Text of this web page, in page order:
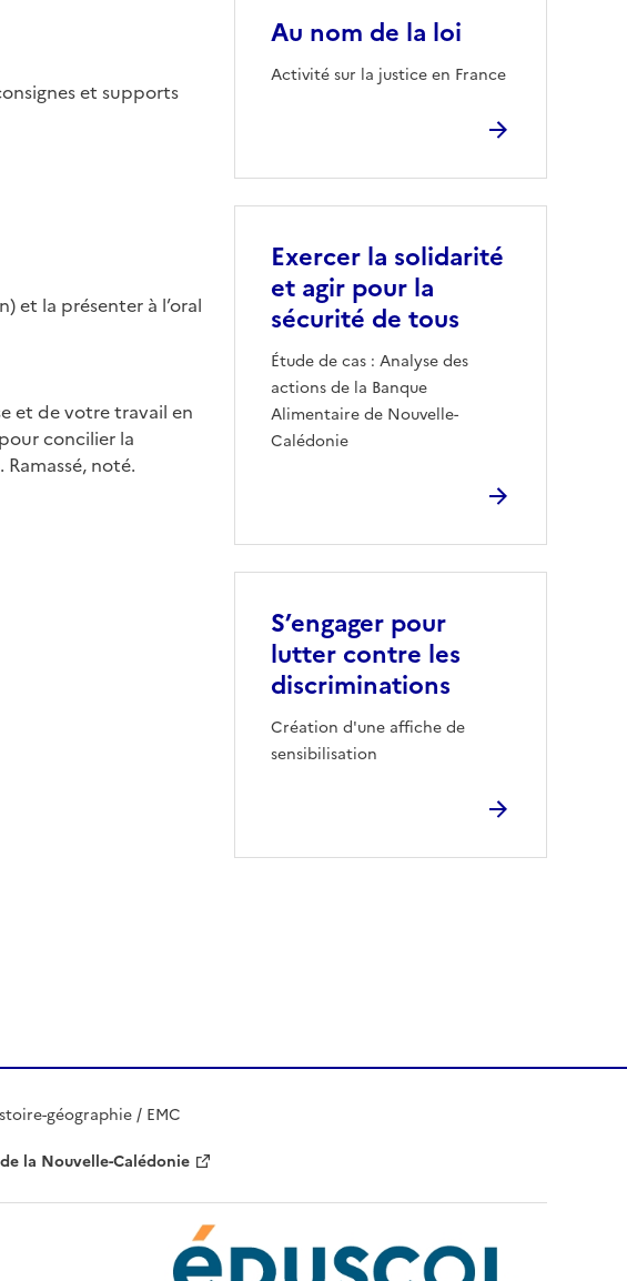
et supports
et la présenter à l’oral
et de votre travail en
concilier la
noté.
Au nom de la loi
Activité sur la justice en France
Exercer la solidarité
et agir pour la
sécurité de tous
Étude de cas : Analyse des
actions de la Banque
Alimentaire de Nouvelle-
Calédonie
S’engager pour
lutter contre les
discriminations
Création d'une affiche de
sensibilisation
géographie / EMC
la Nouvelle-Calédonie